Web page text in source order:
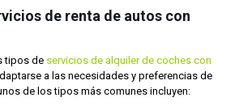
de renta de autos con
tipos de servicios de alquiler de coches con
a las necesidades y preferencias de
de los tipos más comunes incluyen: